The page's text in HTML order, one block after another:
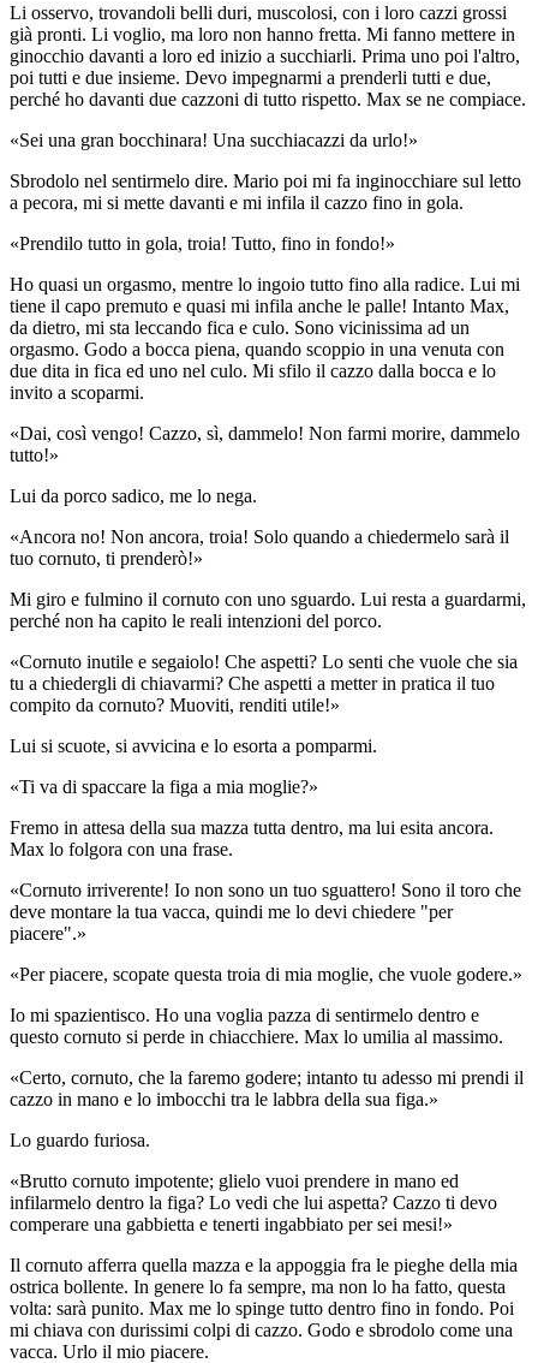
Li osservo, trovandoli belli duri, muscolosi, con i loro cazzi grossi
già pronti. Li voglio, ma loro non hanno fretta. Mi fanno mettere in
ginocchio davanti a loro ed inizio a succhiarli. Prima uno poi l'altro,
poi tutti e due insieme. Devo impegnarmi a prenderli tutti e due,
perché ho davanti due cazzoni di tutto rispetto. Max se ne compiace.
«Sei una gran bocchinara! Una succhiacazzi da urlo!»
Sbrodolo nel sentirmelo dire. Mario poi mi fa inginocchiare sul letto
a pecora, mi si mette davanti e mi infila il cazzo fino in gola.
«Prendilo tutto in gola, troia! Tutto, fino in fondo!»
Ho quasi un orgasmo, mentre lo ingoio tutto fino alla radice. Lui mi
tiene il capo premuto e quasi mi infila anche le palle! Intanto Max,
da dietro, mi sta leccando fica e culo. Sono vicinissima ad un
orgasmo. Godo a bocca piena, quando scoppio in una venuta con
due dita in fica ed uno nel culo. Mi sfilo il cazzo dalla bocca e lo
invito a scoparmi.
«Dai, così vengo! Cazzo, sì, dammelo! Non farmi morire, dammelo
tutto!»
Lui da porco sadico, me lo nega.
«Ancora no! Non ancora, troia! Solo quando a chiedermelo sarà il
tuo cornuto, ti prenderò!»
Mi giro e fulmino il cornuto con uno sguardo. Lui resta a guardarmi,
perché non ha capito le reali intenzioni del porco.
«Cornuto inutile e segaiolo! Che aspetti? Lo senti che vuole che sia
tu a chiedergli di chiavarmi? Che aspetti a metter in pratica il tuo
compito da cornuto? Muoviti, renditi utile!»
Lui si scuote, si avvicina e lo esorta a pomparmi.
«Ti va di spaccare la figa a mia moglie?»
Fremo in attesa della sua mazza tutta dentro, ma lui esita ancora.
Max lo folgora con una frase.
«Cornuto irriverente! Io non sono un tuo sguattero! Sono il toro che
deve montare la tua vacca, quindi me lo devi chiedere "per
piacere".»
«Per piacere, scopate questa troia di mia moglie, che vuole godere.»
Io mi spazientisco. Ho una voglia pazza di sentirmelo dentro e
questo cornuto si perde in chiacchiere. Max lo umilia al massimo.
«Certo, cornuto, che la faremo godere; intanto tu adesso mi prendi il
cazzo in mano e lo imbocchi tra le labbra della sua figa.»
Lo guardo furiosa.
«Brutto cornuto impotente; glielo vuoi prendere in mano ed
infilarmelo dentro la figa? Lo vedi che lui aspetta? Cazzo ti devo
comperare una gabbietta e tenerti ingabbiato per sei mesi!»
Il cornuto afferra quella mazza e la appoggia fra le pieghe della mia
ostrica bollente. In genere lo fa sempre, ma non lo ha fatto, questa
volta: sarà punito. Max me lo spinge tutto dentro fino in fondo. Poi
mi chiava con durissimi colpi di cazzo. Godo e sbrodolo come una
vacca. Urlo il mio piacere.